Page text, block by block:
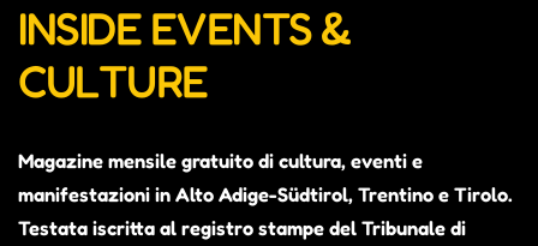
INSIDE EVENTS &
CULTURE
Magazine mensile gratuito di cultura, eventi e
manifestazioni in Alto Adige-Südtirol, Trentino e Tirolo.
Testata iscritta al registro stampe del Tribunale di